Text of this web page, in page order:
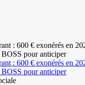
: 600 € exonérés en
BOSS pour anticiper
: 600 € exonérés en
BOSS pour anticiper